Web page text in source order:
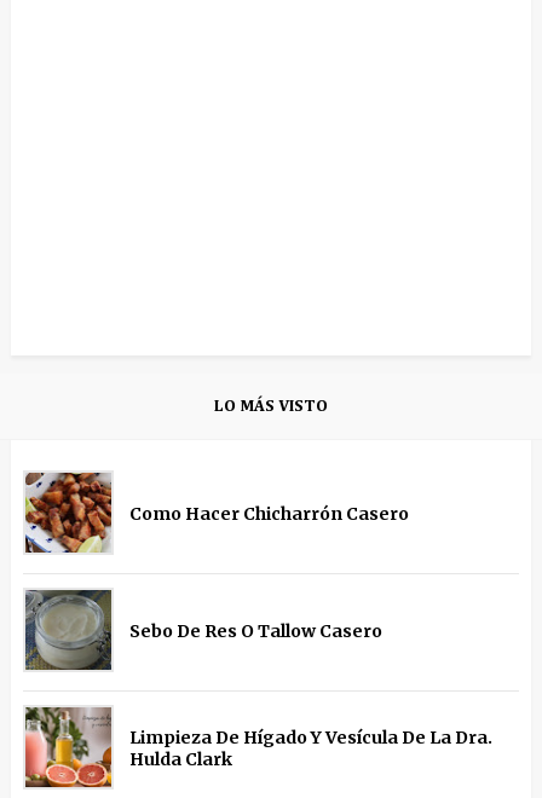
LO MÁS VISTO
Como Hacer Chicharrón Casero
Sebo De Res O Tallow Casero
Limpieza De Hígado Y Vesícula De La Dra.
Hulda Clark